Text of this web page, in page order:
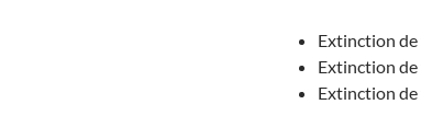
Extinction
Extinction
Extinction